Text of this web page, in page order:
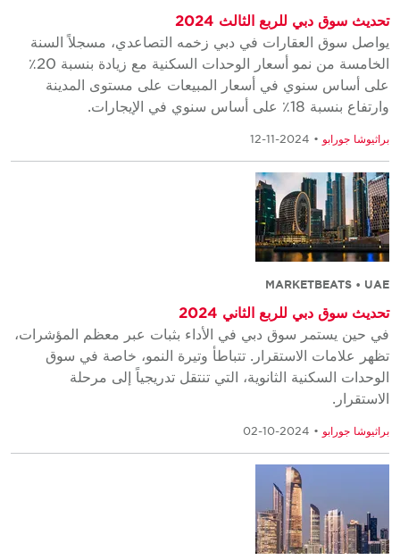
تحديث سوق دبي للربع الثالث 2024
يواصل سوق العقارات في دبي زخمه التصاعدي، مسجلاً السنة
الخامسة من نمو أسعار الوحدات السكنية مع زيادة بنسبة 20٪
على أساس سنوي في أسعار المبيعات على مستوى المدينة
وارتفاع بنسبة 18٪ على أساس سنوي في الإيجارات.
براثيوشا جورابو• 2024-11-12
MARKETBEATS • UAE
تحديث سوق دبي للربع الثاني 2024
في حين يستمر سوق دبي في الأداء بثبات عبر معظم المؤشرات،
تظهر علامات الاستقرار. تتباطأ وتيرة النمو، خاصة في سوق
الوحدات السكنية الثانوية، التي تنتقل تدريجياً إلى مرحلة
الاستقرار.
براثيوشا جورابو• 2024-10-02